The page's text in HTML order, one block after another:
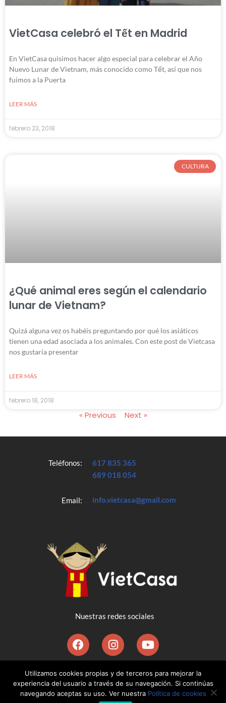
VietCasa celebró el Tết en Madrid
En VietCasa quisimos hacer algo especial para celebrar el Año
Nuevo Lunar de Vietnam, más conocido como Tết, así que nos
fuimos a la Puerta
LEER MÁS
febrero 23, 2018
CULTURA
¿Qué animal eres según el calendario
lunar de Vietnam?
Quizá alguna vez os habéis preguntando por qué los asiáticos
tienen una edad asociada a los animales. Con este post de Vietcasa
nos gustaría presentar
LEER MÁS
febrero 18, 2018
« Previous Next »
Teléfonos:
Email:
617 835 365
689 018 054
info.vietcasa@gmail.com
Nuestras redes sociales
©2020 VietCasa Agencia España-Vietnam | Diseñado por
Ernesto Vaca-Pereira
Utilizamos cookies propias y de terceros para mejorar la
experiencia del usuario a través de su navegación. Si continúas
navegando aceptas su uso. Ver nuestra Política de cookies